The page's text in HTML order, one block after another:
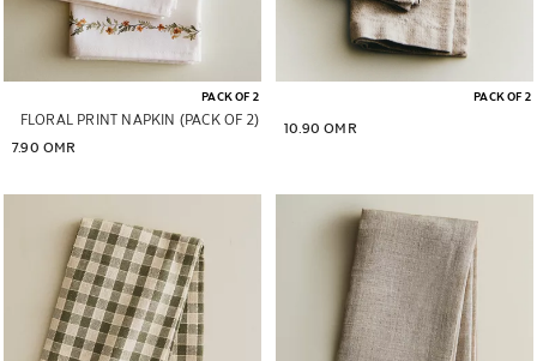
PACK OF 2
10.90 OMR
PACK OF 2
FLORAL PRINT NAPKIN (PACK OF 2)
7.90 OMR
تم تغيير الصورة إلى 1 من 6 تم تغيير الصورة إلى 1 من 6